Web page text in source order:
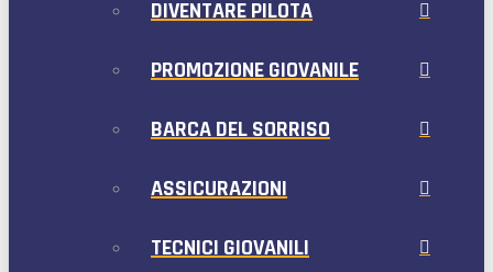
DIVENTARE PILOTA
PROMOZIONE GIOVANILE
BARCA DEL SORRISO
ASSICURAZIONI
TECNICI GIOVANILI